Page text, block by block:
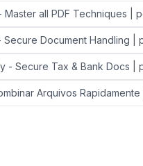
Master all PDF Techniques |
Secure Document Handling |
- Secure Tax & Bank Docs |
Arquivos